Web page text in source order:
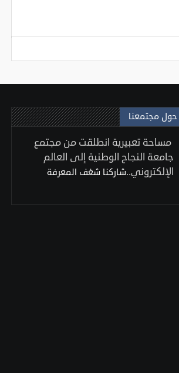
حول مجتمعنا
مساحة تعبيرية انطلقت من مجتمع
جامعة النجاح الوطنية إلى العالم
الإلكتروني..شاركنا شغف المعرفة